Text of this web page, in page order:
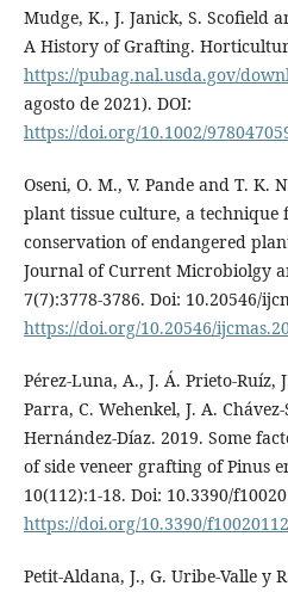
Mudge, K., J. Janick, S. Scofield
A History of Grafting.
https://pubag.nal.usda.gov/
agosto de 2021). DOI:
https://doi.org/10.1002/
Oseni, O. M., V. Pande and T. K.
plant tissue culture, a
conservation of endangered
Journal of Current Microbiolgy
7(7):3778-3786. Doi: 10.20546/
https://doi.org/10.20546/
Pérez-Luna, A., J. Á. Prieto-
Parra, C. Wehenkel, J. A.
Hernández-Díaz. 2019. Some
of side veneer grafting of Pinus
10(112):1-18. Doi: 10.3390/
https://doi.org/10.3390/f10020112
Petit-Aldana, J., G. Uribe-Valle y